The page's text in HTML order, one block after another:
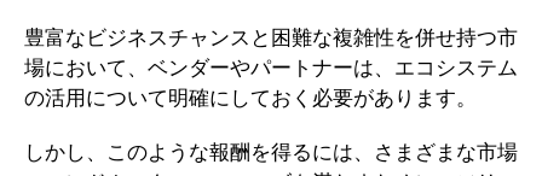
豊富なビジネスチャンスと困難な複雑性を併せ持つ市
場において、ベンダーやパートナーは、エコシステム
の活用について明確にしておく必要があります。
しかし、このような報酬を得るには、さまざまな市場